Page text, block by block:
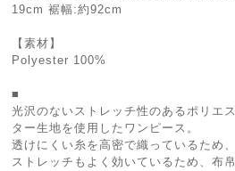
19cm 裾幅:約92cm
【素材】
Polyester 100%
■
光沢のないストレッチ性のあるポリエ
ター生地を使用したワンピース。
透けにくい糸を高密で織っているため
ストレッチもよく効いているため、布